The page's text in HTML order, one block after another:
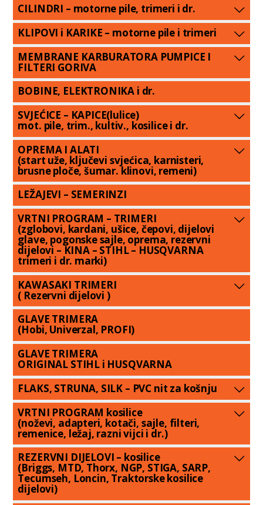
CILINDRI – motorne pile, trimeri i dr.
KLIPOVI i KARIKE – motorne pile i trimeri
MEMBRANE KARBURATORA PUMPICE I
FILTERI GORIVA
BOBINE, ELEKTRONIKA i dr.
SVJEĆICE – KAPICE(lulice)
mot. pile, trim., kultiv., kosilice i dr.
OPREMA I ALATI
(start uže, ključevi svjećica, karnisteri,
brusne ploče, šumar. klinovi, remeni)
LEŽAJEVI – SEMERINZI
VRTNI PROGRAM – TRIMERI
(zglobovi, kardani, ušice, čepovi, dijelovi
glave, pogonske sajle, oprema, rezervni
dijelovi – KINA – STIHL – HUSQVARNA
trimeri i dr. marki)
KAWASAKI TRIMERI
( Rezervni dijelovi )
GLAVE TRIMERA
(Hobi, Univerzal, PROFI)
GLAVE TRIMERA
ORIGINAL STIHL i HUSQVARNA
FLAKS, STRUNA, SILK – PVC nit za košnju
VRTNI PROGRAM kosilice
(noževi, adapteri, kotači, sajle, filteri,
remenice, ležaj, razni vijci i dr.)
REZERVNI DIJELOVI – kosilice
(Briggs, MTD, Thorx, NGP, STIGA, SARP,
Tecumseh, Loncin, Traktorske kosilice
dijelovi)